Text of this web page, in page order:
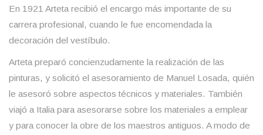
En 1921 Arteta recibió el encargo más importante de su
carrera profesional, cuando le fue encomendada la
decoración del vestíbulo.
Arteta preparó concienzudamente la realización de las
pinturas, y solicitó el asesoramiento de Manuel Losada, quién
le asesoró sobre aspectos técnicos y materiales. También
viajó a Italia para asesorarse sobre los materiales a emplear
y para conocer la obre de los maestros antiguos. A modo de